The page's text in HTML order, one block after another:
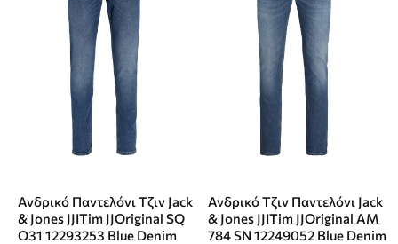
Ανδρικό Παντελόνι Τζιν Jack
& Jones JJITim JJOriginal SQ
O31 12293253 Blue Denim
Ανδρικό Τζιν Παντελόνι Jack
& Jones JJITim JJOriginal AM
784 SN 12249052 Blue Denim